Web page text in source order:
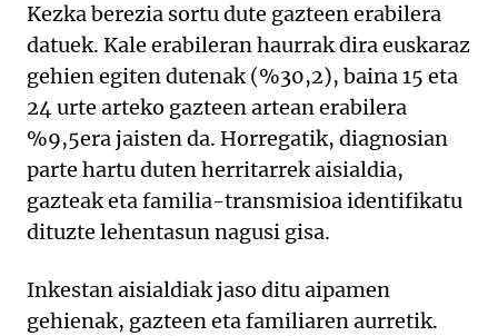
Kezka berezia sortu dute gazteen erabilera
datuek. Kale erabileran haurrak dira euskaraz
gehien egiten dutenak (%30,2), baina 15 eta
24 urte arteko gazteen artean erabilera
%9,5era jaisten da. Horregatik, diagnosian
parte hartu duten herritarrek aisialdia,
gazteak eta familia-transmisioa identifikatu
dituzte lehentasun nagusi gisa.
Inkestan aisialdiak jaso ditu aipamen
gehienak, gazteen eta familiaren aurretik.